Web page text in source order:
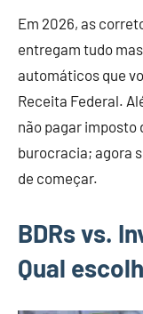
Em 2026, as
entregam tudo
automáticos que
Receita Federal.
não pagar imposto
burocracia; agora
de começar.
BDRs vs.
Qual